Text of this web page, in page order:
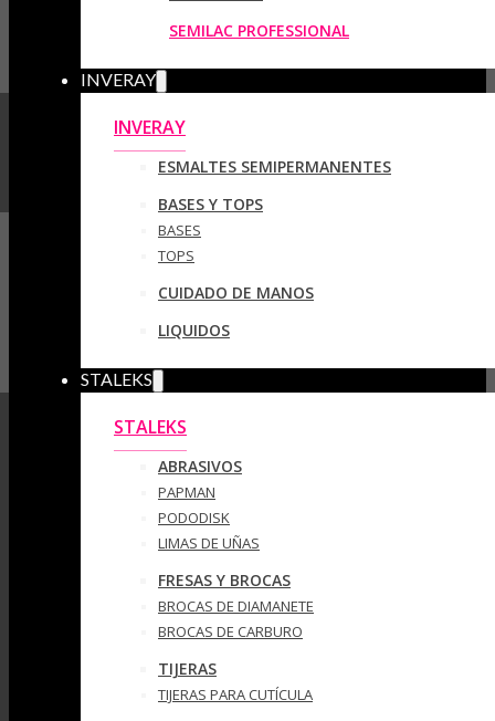
SEMILAC PROFESSIONAL
INVERAY
INVERAY
ESMALTES SEMIPERMANENTES
BASES Y TOPS
BASES
TOPS
CUIDADO DE MANOS
LIQUIDOS
STALEKS
STALEKS
ABRASIVOS
PAPMAN
PODODISK
LIMAS DE UÑAS
FRESAS Y BROCAS
BROCAS DE DIAMANETE
BROCAS DE CARBURO
TIJERAS
TIJERAS PARA CUTÍCULA